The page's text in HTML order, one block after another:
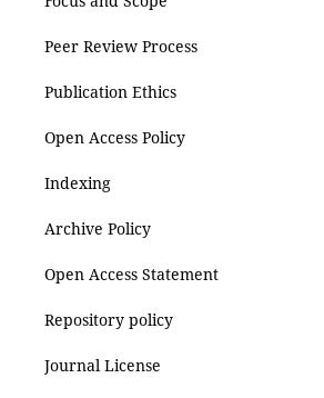
Peer Review Process
Publication Ethics
Open Access Policy
Indexing
Archive Policy
Open Access Statement
Repository policy
Journal License